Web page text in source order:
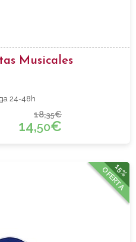
Musicales
24-48h
18,35€
14,50€
15%
OFERTA